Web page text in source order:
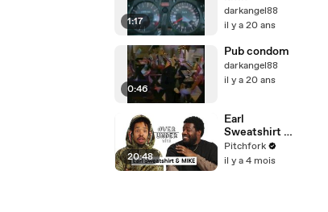
1:17
darkangel88
il y a 20 ans
0:46
Pub condom
darkangel88
il y a 20 ans
20:48
Earl
Sweatshirt &
MIKE Rate
Ghostwriters,
Pitchfork
il y a 4 mois